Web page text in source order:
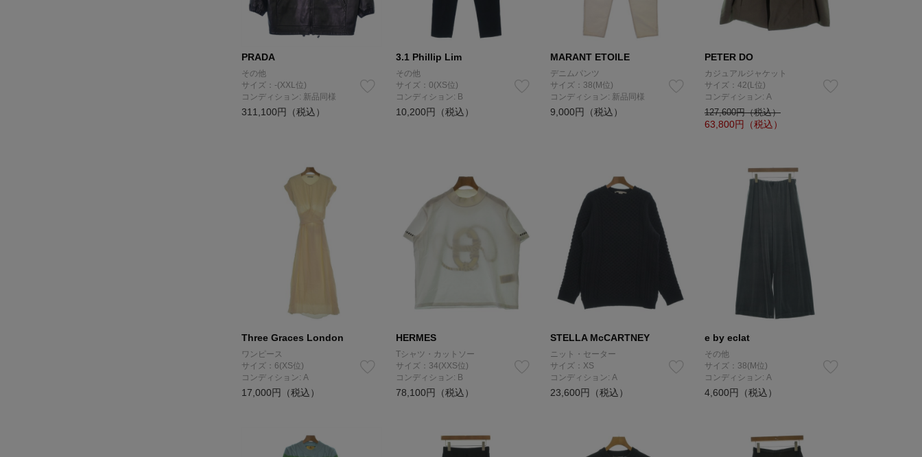
PRADA
その他
サイズ：-(XXL位)
コンディション: 新品同様
311,100円（税込）
3.1 Phillip Lim
その他
サイズ：0(XS位)
コンディション: B
10,200円（税込）
MARANT ETOILE
デニムパンツ
サイズ：38(M位)
コンディション: 新品同様
9,000円（税込）
PETER DO
カジュアルジャケット
サイズ：42(L位)
コンディション: A
127,600円（税込）
63,800円（税込）
Three Graces London
ワンピース
サイズ：6(XS位)
コンディション: A
17,000円（税込）
HERMES
Tシャツ・カットソー
サイズ：34(XXS位)
コンディション: B
78,100円（税込）
STELLA McCARTNEY
ニット・セーター
サイズ：XS
コンディション: A
23,600円（税込）
e by eclat
その他
サイズ：38(M位)
コンディション: A
4,600円（税込）